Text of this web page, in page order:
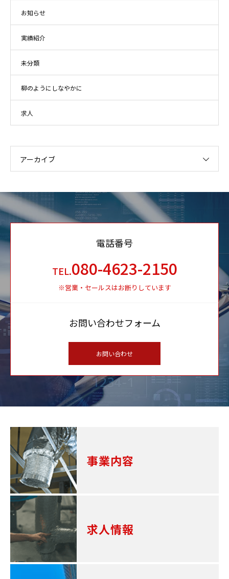
お知らせ
実績紹介
未分類
柳のようにしなやかに
求人
アーカイブ
電話番号
TEL.080-4623-2150
※営業・セールスはお断りしています
お問い合わせフォーム
お問い合わせ
事業内容
求人情報